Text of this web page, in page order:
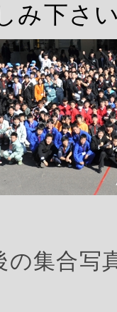
み下さ
の集合